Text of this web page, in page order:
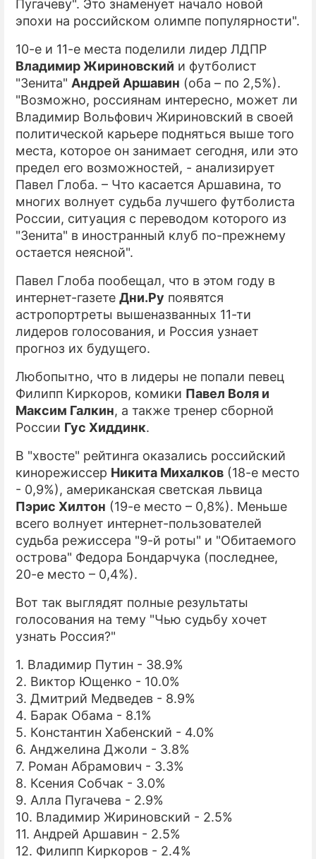
Пугачеву". Это знаменует начало новой
эпохи на российском олимпе популярности".
10-е и 11-е места поделили лидер ЛДПР
Владимир Жириновский и футболист
"Зенита" Андрей Аршавин (оба – по 2,5%).
"Возможно, россиянам интересно, может ли
Владимир Вольфович Жириновский в своей
политической карьере подняться выше того
места, которое он занимает сегодня, или это
предел его возможностей, - анализирует
Павел Глоба. – Что касается Аршавина, то
многих волнует судьба лучшего футболиста
России, ситуация с переводом которого из
"Зенита" в иностранный клуб по-прежнему
остается неясной".
Павел Глоба пообещал, что в этом году в
интернет-газете Дни.Ру появятся
астропортреты вышеназванных 11-ти
лидеров голосования, и Россия узнает
прогноз их будущего.
Любопытно, что в лидеры не попали певец
Филипп Киркоров, комики Павел Воля и
Максим Галкин, а также тренер сборной
России Гус Хиддинк.
В "хвосте" рейтинга оказались российский
кинорежиссер Никита Михалков (18-е место
- 0,9%), американская светская львица
Пэрис Хилтон (19-е место – 0,8%). Меньше
всего волнует интернет-пользователей
судьба режиссера "9-й роты" и "Обитаемого
острова" Федора Бондарчука (последнее,
20-е место – 0,4%).
Вот так выглядят полные результаты
голосования на тему "Чью судьбу хочет
узнать Россия?"
1. Владимир Путин - 38.9%
2. Виктор Ющенко - 10.0%
3. Дмитрий Медведев - 8.9%
4. Барак Обама - 8.1%
5. Константин Хабенский - 4.0%
6. Анджелина Джоли - 3.8%
7. Роман Абрамович - 3.3%
8. Ксения Собчак - 3.0%
9. Алла Пугачева - 2.9%
10. Владимир Жириновский - 2.5%
11. Андрей Аршавин - 2.5%
12. Филипп Киркоров - 2.4%